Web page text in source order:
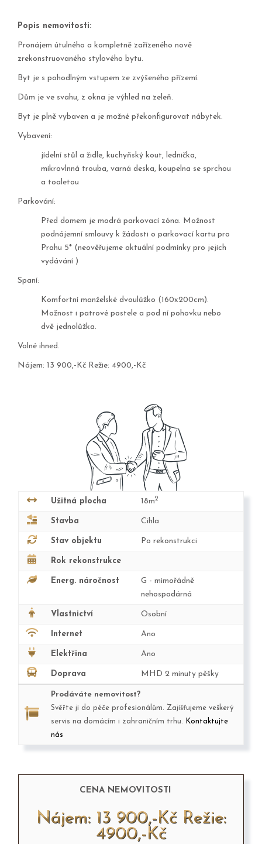
Popis nemovitosti:
Pronájem útulného a kompletně zařízeného nově
zrekonstruovaného stylového bytu.
Byt je s pohodlným vstupem ze zvýšeného přízemí.
Dům je ve svahu, z okna je výhled na zeleň.
Byt je plně vybaven a je možné překonfigurovat nábytek.
Vybavení:
jídelní stůl a židle, kuchyňský kout, lednička,
mikrovlnná trouba, varná deska, koupelna se sprchou
a toaletou
Parkování:
Před domem je modrá parkovací zóna. Možnost
podnájemní smlouvy k žádosti o parkovací kartu pro
Prahu 5* (neověřujeme aktuální podmínky pro jejich
vydávání )
Spaní:
Komfortní manželské dvoulůžko (160x200cm).
Možnost i patrové postele a pod ní pohovku nebo
dvě jednolůžka.
Volné ihned.
Nájem: 13 900,-Kč Režie: 4900,-Kč
Užitná plocha 18m2
Stavba Cihla
Stav objektu Po rekonstrukci
Rok rekonstrukce
Energ. náročnost
G - mimořádně
nehospodárná
Vlastnictví Osobní
Internet Ano
Elektřina Ano
Doprava MHD 2 minuty pěšky
Prodáváte nemovitost?
Svěřte ji do péče profesionálům. Zajišťujeme veškerý
servis na domácím i zahraničním trhu.
Kontaktujte
nás
CENA NEMOVITOSTI
Nájem: 13 900,-Kč Režie:
4900,-Kč